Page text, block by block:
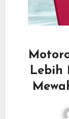
Lebih